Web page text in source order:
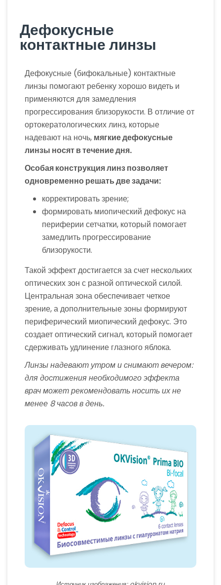
Дефокусные
контактные линзы
Дефокусные (бифокальные) контактные
линзы помогают ребенку хорошо видеть и
применяются для замедления
прогрессирования близорукости. В отличие от
ортокератологических линз, которые
надевают на ночь, мягкие дефокусные
линзы носят в течение дня.
Особая конструкция линз позволяет
одновременно решать две задачи:
корректировать зрение;
формировать миопический дефокус на
периферии сетчатки, который помогает
замедлить прогрессирование
близорукости.
Такой эффект достигается за счет нескольких
оптических зон с разной оптической силой.
Центральная зона обеспечивает четкое
зрение, а дополнительные зоны формируют
периферический миопический дефокус. Это
создает оптический сигнал, который помогает
сдерживать удлинение глазного яблока.
Линзы надевают утром и снимают вечером:
для достижения необходимого эффекта
врач может рекомендовать носить их не
менее 8 часов в день.